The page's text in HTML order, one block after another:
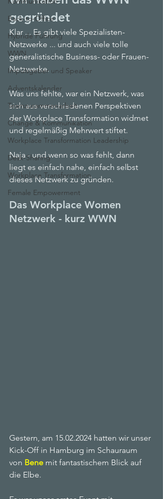
Back-to-Office
Hybride Führung
WWN
Impulsgeber und Speaker
Adventskalender
Teamzusammenarbeit
Change & Kommunikation
Workplace Transformation Leadership
Desk-Sharing
Workplace Transformation
Female Empowerment
gegründet
Klar ... Es gibt viele Spezialisten-
Netzwerke ... und auch viele tolle
generalistische Business- oder Frauen-
Netzwerke.
Was uns fehlte, war ein Netzwerk, was
sich aus verschiedenen Perspektiven
der Workplace Transformation widmet
und regelmäßig Mehrwert stiftet.
Naja - und wenn so was fehlt, dann
liegt es einfach nahe, einfach selbst
dieses Netzwerk zu gründen.
Das Workplace Women
Netzwerk - kurz WWN
Gestern, am 15.02.2024 hatten wir unser
Kick-Off in Hamburg im Schauraum
von Bene mit fantastischem Blick auf
die Elbe.